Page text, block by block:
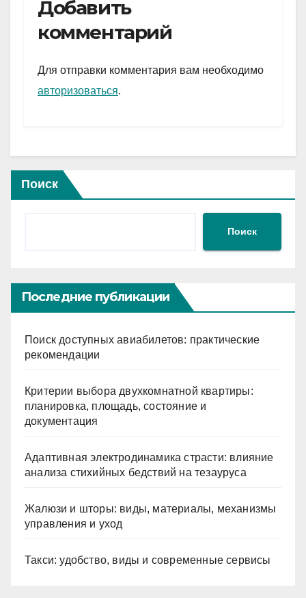
gr
a
m
s
A
p
и
Добавить
комментарий
Для отправки комментария вам необходимо
авторизоваться.
Поиск
Поиск
Последние публикации
Поиск доступных авиабилетов: практические
рекомендации
Критерии выбора двухкомнатной квартиры:
планировка, площадь, состояние и
документация
Адаптивная электродинамика страсти: влияние
анализа стихийных бедствий на тезауруса
Жалюзи и шторы: виды, материалы, механизмы
управления и уход
Такси: удобство, виды и современные сервисы